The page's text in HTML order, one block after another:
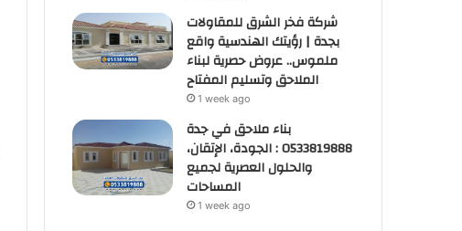
شركة فخر الشرق للمقاولات
بجدة | رؤيتك الهندسية واقع
ملموس.. عروض حصرية لبناء
الملاحق وتسليم المفتاح
1 week ago
بناء ملاحق في جدة
0533819888 : الجودة، الإتقان،
والحلول العصرية لجميع
المساحات
1 week ago